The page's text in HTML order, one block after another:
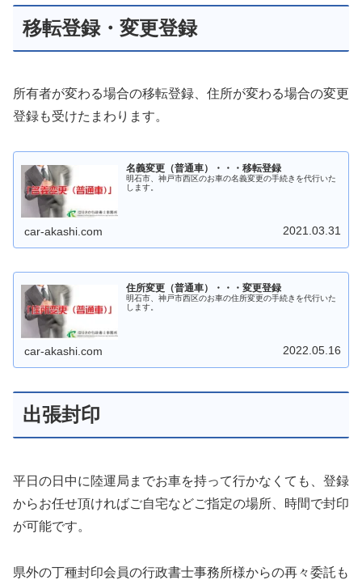
移転登録・変更登録
所有者が変わる場合の移転登録、住所が変わる場合の変更
登録も受けたまわります。
名義変更（普通車）・・・移転登録
明石市、神戸市西区のお車の名義変更の手続きを代行いた
します。
car-akashi.com 2021.03.31
住所変更（普通車）・・・変更登録
明石市、神戸市西区のお車の住所変更の手続きを代行いた
します。
car-akashi.com 2022.05.16
出張封印
平日の日中に陸運局までお車を持って行かなくても、登録
からお任せ頂ければご自宅などご指定の場所、時間で封印
が可能です。
県外の丁種封印会員の行政書士事務所様からの再々委託も